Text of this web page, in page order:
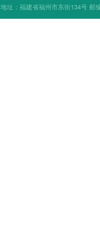
地址：福建省福州市东街134号 邮